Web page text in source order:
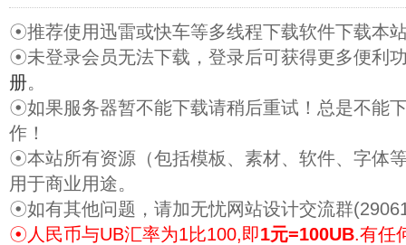
☉推荐使用迅雷或快车等多线程下载软件下载本
☉未登录会员无法下载，登录后可获得更多便利
册。
☉如果服务器暂不能下载请稍后重试！总是不能
作！
☉本站所有资源（包括模板、素材、软件、字体
用于商业用途。
☉如有其他问题，请加无忧网站设计交流群
☉人民币与UB汇率为1比100,即1元=100UB.有任